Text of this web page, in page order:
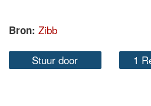
Bron: Zibb
Stuur door 1